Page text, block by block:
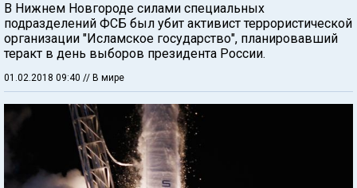
В Нижнем Новгороде силами специальных
подразделений ФСБ был убит активист террористической
организации "Исламское государство", планировавший
теракт в день выборов президента России.
01.02.2018 09:40 // В мире